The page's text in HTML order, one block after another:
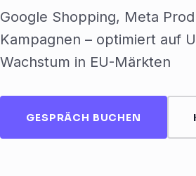
Google Shopping, Meta
Kampagnen – optimiert auf
Wachstum in EU-Märkten
GESPRÄCH BUCHEN